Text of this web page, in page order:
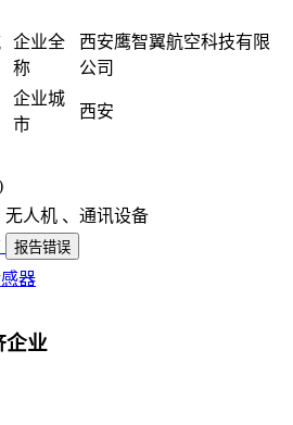
企业全
称
西安鹰智翼航空科技有限
公司
企业城
市
西安
无人机 、通讯设备
报告错误
器
企业